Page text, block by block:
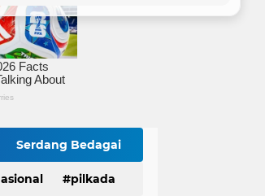
Serdang Bedagai
pilkada